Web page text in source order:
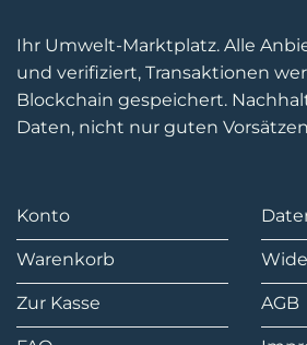
Ihr Umwelt-Marktplatz. Alle
und verifiziert, Transaktionen
Blockchain gespeichert.
Daten, nicht nur guten
Konto
Warenkorb
Zur Kasse AGB